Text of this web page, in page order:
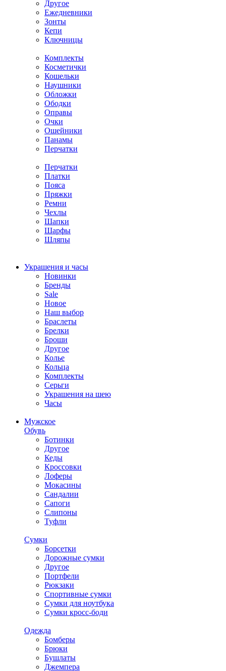
Другое
Ежедневники
Зонты
Кепи
Ключницы
Комплекты
Косметички
Кошельки
Наушники
Обложки
Ободки
Оправы
Очки
Ошейники
Панамы
Перчатки
Перчатки
Платки
Пояса
Пряжки
Ремни
Чехлы
Шапки
Шарфы
Шляпы
Украшения и часы
Новинки
Бренды
Sale
Новое
Наш выбор
Браслеты
Брелки
Броши
Другое
Колье
Кольца
Комплекты
Серьги
Украшения на шею
Часы
Мужское
Обувь
Ботинки
Другое
Кеды
Кроссовки
Лоферы
Мокасины
Сандалии
Сапоги
Слипоны
Туфли
Сумки
Борсетки
Дорожные сумки
Другое
Портфели
Рюкзаки
Спортивные сумки
Сумки для ноутбука
Сумки кросс-боди
Одежда
Бомберы
Брюки
Бушлаты
Джемпера